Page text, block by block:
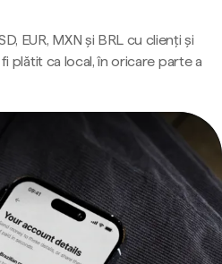
EUR, MXN și BRL cu clienți și
plătit ca local, în oricare parte a